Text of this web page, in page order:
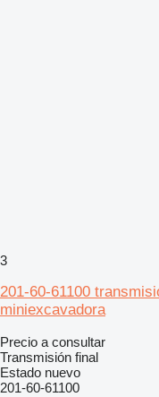
3
201-60-61100
miniexcavadora
Precio a consultar
Transmisión final
Estado nuevo
201-60-61100